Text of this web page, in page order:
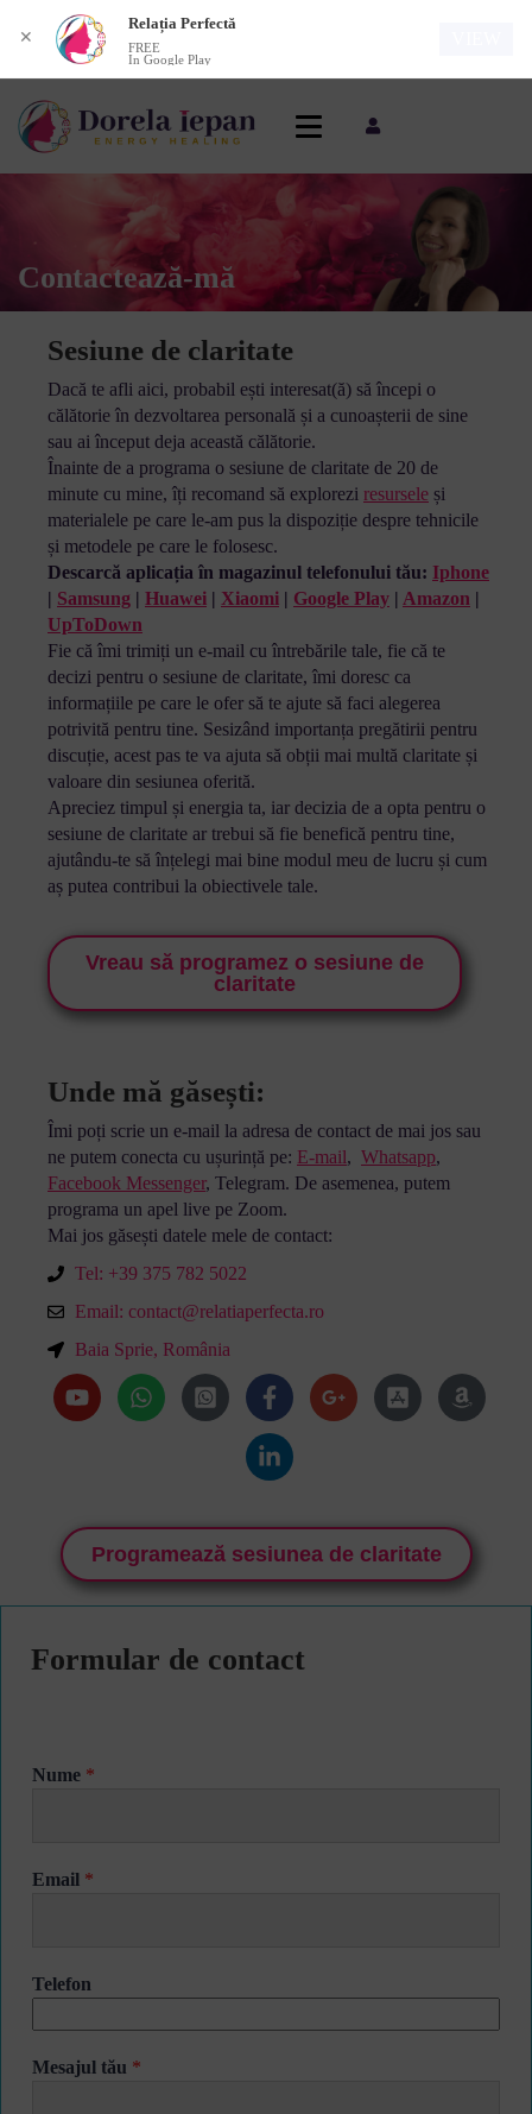
Contactează-mă
Sesiune de claritate
Dacă te afli aici, probabil ești interesat(ă) să începi o
călătorie în dezvoltarea personală și a cunoașterii de sine
sau ai început deja această călătorie.
Înainte de a programa o sesiune de claritate de 20 de
minute cu mine, îți recomand să explorezi resursele și
materialele pe care le-am pus la dispoziție despre tehnicile
și metodele pe care le folosesc.
Descarcă aplicația în magazinul telefonului tău: Iphone
| Samsung | Huawei | Xiaomi | Google Play | Amazon |
UpToDown
Fie că îmi trimiți un e-mail cu întrebările tale, fie că te
decizi pentru o sesiune de claritate, îmi doresc ca
informațiile pe care le ofer să te ajute să faci alegerea
potrivită pentru tine. Sesizând importanța pregătirii pentru
discuție, acest pas te va ajuta să obții mai multă claritate și
valoare din sesiunea oferită.
Apreciez timpul și energia ta, iar decizia de a opta pentru o
sesiune de claritate ar trebui să fie benefică pentru tine,
ajutându-te să înțelegi mai bine modul meu de lucru și cum
aș putea contribui la obiectivele tale.
Vreau să programez o sesiune de
claritate
Unde mă găsești:
Îmi poți scrie un e-mail la adresa de contact de mai jos sau
ne putem conecta cu ușurință pe: E-mail, Whatsapp,
Facebook Messenger, Telegram. De asemenea, putem
programa un apel live pe Zoom.
Mai jos găsești datele mele de contact:
Tel: +39 375 782 5022
Email: contact@relatiaperfecta.ro
Baia Sprie, România
Programează sesiunea de claritate
Formular de contact
Nume *
Email *
Telefon
Mesajul tău *
✕
Relația Perfectă
FREE
In Google Play